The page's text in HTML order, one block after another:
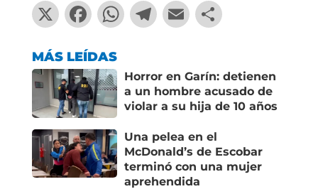
X
F
c
e
b
o
o
k
W
s
A
p
p
T
el
gr
a
m
E
m
l
p
ar
MÁS LEÍDAS
Horror en Garín: detienen
a un hombre acusado de
violar a su hija de 10 años
Una pelea en el
McDonald’s de Escobar
terminó con una mujer
aprehendida